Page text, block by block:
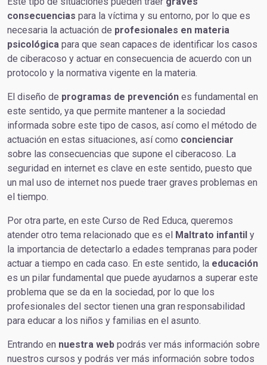
consecuencias para la víctima y su entorno, por lo que es
necesaria la actuación de profesionales en materia
psicológica para que sean capaces de identificar los casos
de ciberacoso y actuar en consecuencia de acuerdo con un
protocolo y la normativa vigente en la materia.
El diseño de programas de prevención es fundamental en
este sentido, ya que permite mantener a la sociedad
informada sobre este tipo de casos, así como el método de
actuación en estas situaciones, así como concienciar
sobre las consecuencias que supone el ciberacoso. La
seguridad en internet es clave en este sentido, puesto que
un mal uso de internet nos puede traer graves problemas en
el tiempo.
Por otra parte, en este Curso de Red Educa, queremos
atender otro tema relacionado que es el Maltrato infantil y
la importancia de detectarlo a edades tempranas para poder
actuar a tiempo en cada caso. En este sentido, la educación
es un pilar fundamental que puede ayudarnos a superar este
problema que se da en la sociedad, por lo que los
profesionales del sector tienen una gran responsabilidad
para educar a los niños y familias en el asunto.
Entrando en nuestra web podrás ver más información sobre
nuestros cursos y podrás ver más información sobre todos